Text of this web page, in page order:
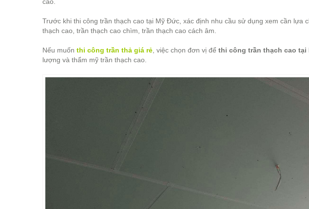
Trước khi thi công trần thạch cao tại Mỹ Đức, xác định nhu cầu sử dụng xem cần lựa
thạch cao, trần thạch cao chìm, trần thạch cao cách âm.
Nếu muốn thi công trần thả giá rẻ , việc chọn đơn vị để thi công trần thạch cao tại
lượng và thẩm mỹ trần thạch cao.